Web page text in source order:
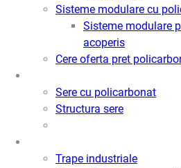
Sisteme modulare cu
Sisteme modulare
acoperis
Cere oferta pret
Sere cu policarbonat
Structura sere
Trape industriale